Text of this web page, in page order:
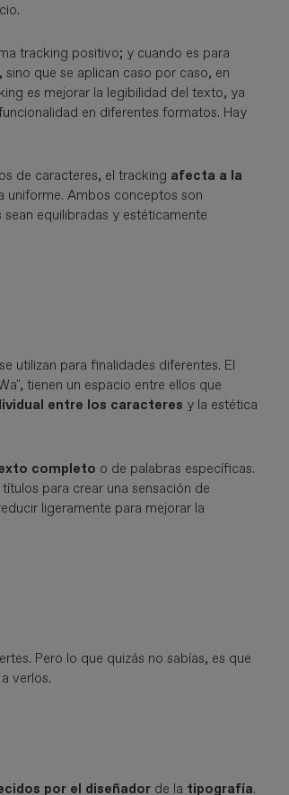
tracking positivo; y cuando es para
sino que se aplican caso por caso, en
es mejorar la legibilidad del texto, ya
en diferentes formatos. Hay
de caracteres, el tracking afecta a la
uniforme. Ambos conceptos son
equilibradas y estéticamente
utilizan para finalidades diferentes. El
tienen un espacio entre ellos que
entre los caracteres y la estética
completo o de palabras específicas.
para crear una sensación de
ligeramente para mejorar la
Pero lo que quizás no sabías, es que
verlos.
por el diseñador de la tipografía.